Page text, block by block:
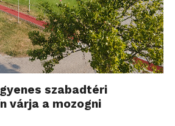
szabadtéri
várja a mozogni